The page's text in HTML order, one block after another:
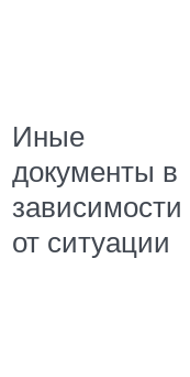
Иные
документы в
зависимости
от ситуации